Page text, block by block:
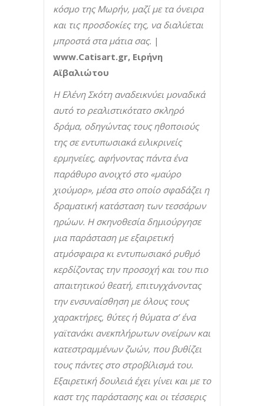
κόσμο της Μωρήν, μαζί με τα όνειρα
και τις προσδοκίες της, να διαλύεται
μπροστά στα μάτια σας. |
www.Catisart.gr, Ειρήνη
Αϊβαλιώτου
Η Ελένη Σκότη αναδεικνύει μοναδικά
αυτό το ρεαλιστικότατο σκληρό
δράμα, οδηγώντας τους ηθοποιούς
της σε εντυπωσιακά ειλικρινείς
ερμηνείες, αφήνοντας πάντα ένα
παράθυρο ανοιχτό στο «μαύρο
χιούμορ», μέσα στο οποίο σφαδάζει η
δραματική κατάσταση των τεσσάρων
ηρώων. Η σκηνοθεσία δημιούργησε
μια παράσταση με εξαιρετική
ατμόσφαιρα κι εντυπωσιακό ρυθμό
κερδίζοντας την προσοχή και του πιο
απαιτητικού θεατή, επιτυγχάνοντας
την ενσυναίσθηση με όλους τους
χαρακτήρες, θύτες ή θύματα σ’ ένα
γαϊτανάκι ανεκπλήρωτων ονείρων και
κατεστραμμένων ζωών, που βυθίζει
τους πάντες στο στροβίλισμά του.
Εξαιρετική δουλειά έχει γίνει και με το
καστ της παράστασης και οι τέσσερις